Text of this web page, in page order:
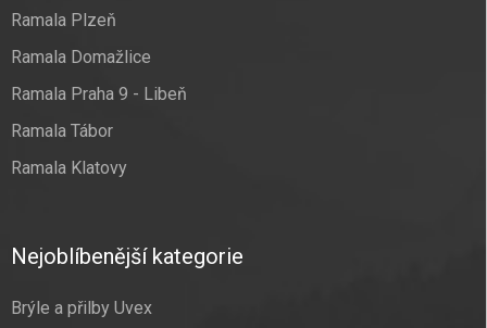
Ramala Plzeň
Ramala Domažlice
Ramala Praha 9 - Libeň
Ramala Tábor
Ramala Klatovy
Nejoblíbenější kategorie
Brýle a přilby Uvex